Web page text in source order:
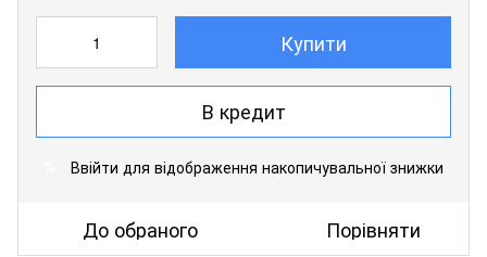
Купити
В кредит
Ввійти для відображення накопичувальної знижки
До обраного Порівняти